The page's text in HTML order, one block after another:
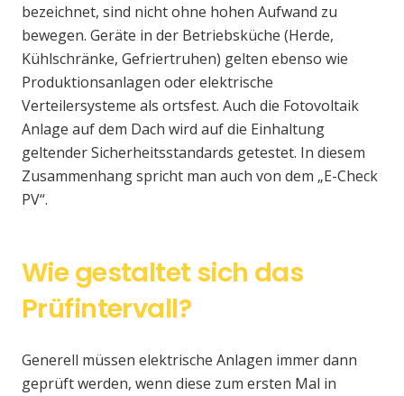
bezeichnet, sind nicht ohne hohen Aufwand zu
bewegen. Geräte in der Betriebsküche (Herde,
Kühlschränke, Gefriertruhen) gelten ebenso wie
Produktionsanlagen oder elektrische
Verteilersysteme als ortsfest. Auch die Fotovoltaik
Anlage auf dem Dach wird auf die Einhaltung
geltender Sicherheitsstandards getestet. In diesem
Zusammenhang spricht man auch von dem „E-Check
PV“.
Wie gestaltet sich das
Prüfintervall?
Generell müssen elektrische Anlagen immer dann
geprüft werden, wenn diese zum ersten Mal in